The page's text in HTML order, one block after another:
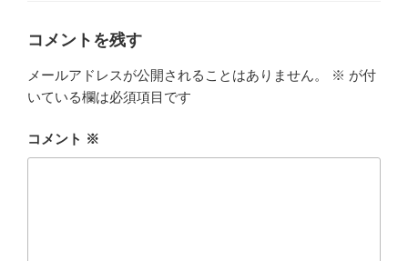
コメントを残す
メールアドレスが公開されることはありません。 ※ が付
いている欄は必須項目です
コメント ※